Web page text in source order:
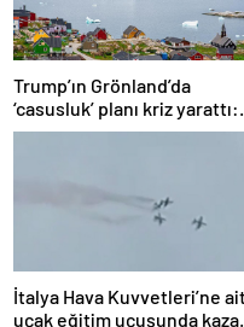
Trump’ın Grönland’da
‘casusluk’ planı kriz yarattı:
Danimarka ABD elçisini
İtalya Hava Kuvvetleri’ne
uçak eğitim uçuşunda kaza